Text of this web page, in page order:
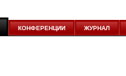
КОНФЕРЕНЦИИ ЖУРНАЛ